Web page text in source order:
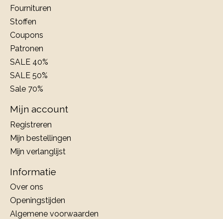
Fournituren
Stoffen
Coupons
Patronen
SALE 40%
SALE 50%
Sale 70%
Mijn account
Registreren
Mijn bestellingen
Mijn verlanglijst
Informatie
Over ons
Openingstijden
Algemene voorwaarden